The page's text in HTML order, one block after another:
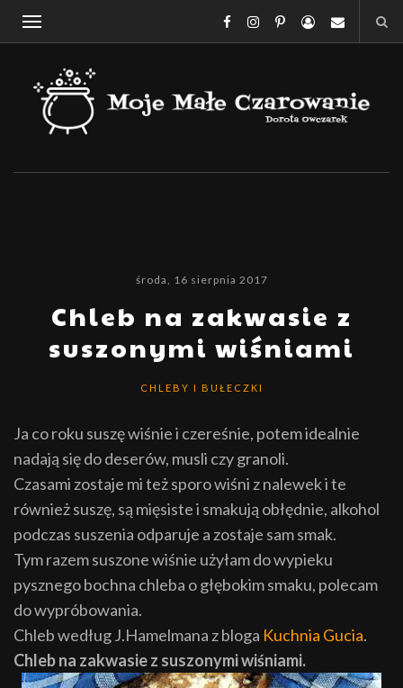
środa, 16 sierpnia 2017
Chleb na zakwasie z
suszonymi wiśniami
CHLEBY I BUŁECZKI
Ja co roku suszę wiśnie i czereśnie, potem idealnie
nadają się do deserów, musli czy granoli.
Czasami zostaje mi też sporo wiśni z nalewek i te
również suszę, są mięsiste i smakują obłędnie, alkohol
podczas suszenia odparuje a zostaje sam smak.
Tym razem suszone wiśnie użyłam do wypieku
pysznego bochna chleba o głębokim smaku, polecam
do wypróbowania.
Chleb według J.Hamelmana z bloga Kuchnia Gucia.
Chleb na zakwasie z suszonymi wiśniami.